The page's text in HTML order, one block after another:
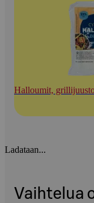
Halloumit,
Ladataan...
Vaihtelua